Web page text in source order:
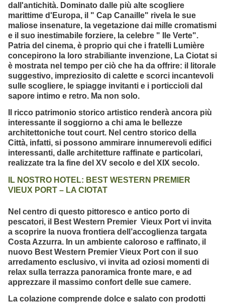
dall'antichità. Dominato dalle più alte scogliere
marittime d'Europa, il " Cap Canaille" rivela le sue
maliose insenature, la vegetazione dai mille cromatismi
e il suo inestimabile forziere, la celebre " Ile Verte".
Patria del cinema, è proprio qui che i fratelli Lumière
concepirono la loro strabiliante invenzione, La Ciotat si
è mostrata nel tempo per ciò che ha da offrire: il litorale
suggestivo, impreziosito di calette e scorci incantevoli
sulle scogliere, le spiagge invitanti e i porticcioli dal
sapore intimo e retro. Ma non solo.
Il ricco patrimonio storico artistico renderà ancora più
interessante il soggiorno a chi ama le bellezze
architettoniche tout court. Nel centro storico della
Città, infatti, si possono ammirare innumerevoli edifici
interessanti, dalle architetture raffinate e particolari,
realizzate tra la fine del XV secolo e del XIX secolo.
IL NOSTRO HOTEL: BEST WESTERN PREMIER
VIEUX PORT – LA CIOTAT
Nel centro di questo pittoresco e antico porto di
pescatori, il Best Western Premier Vieux Port vi invita
a scoprire la nuova frontiera dell’accoglienza targata
Costa Azzurra. In un ambiente caloroso e raffinato, il
nuovo Best Western Premier Vieux Port con il suo
arredamento esclusivo, vi invita ad oziosi momenti di
relax sulla terrazza panoramica fronte mare, e ad
apprezzare il massimo confort delle sue camere.
La colazione comprende dolce e salato con prodotti